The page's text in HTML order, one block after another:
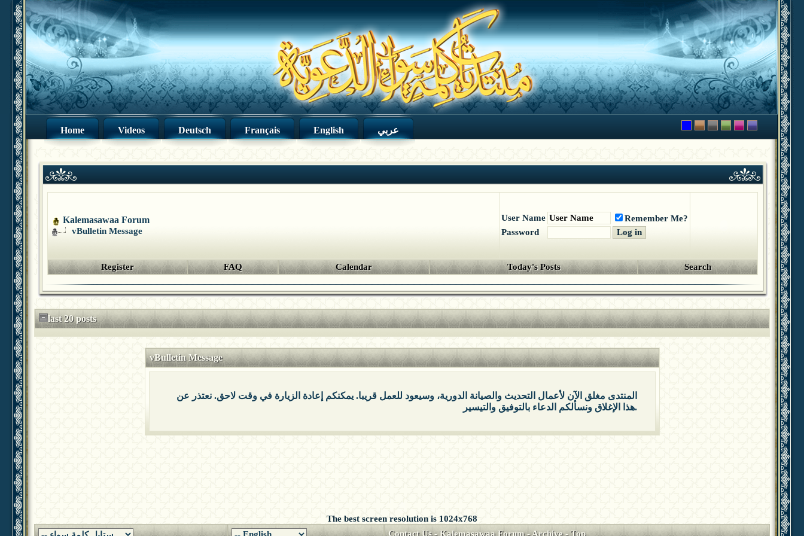
Home Videos Deutsch Français English عربي
Kalemasawaa Forum
vBulletin Message
User Name
Remember Me?
Password
Register FAQ Calendar Today's Posts Search
last 20 posts
vBulletin Message
المنتدى مغلق الآن لأعمال التحديث والصيانة الدورية، وسيعود للعمل قريبا. يمكنكم إعادة الزيارة في وقت لاحق. نعتذر عن
هذا الإغلاق ونسألكم الدعاء بالتوفيق والتيسير.
The best screen resolution is 1024x768
Contact Us-Kalemasawaa Forum-Archive-Top